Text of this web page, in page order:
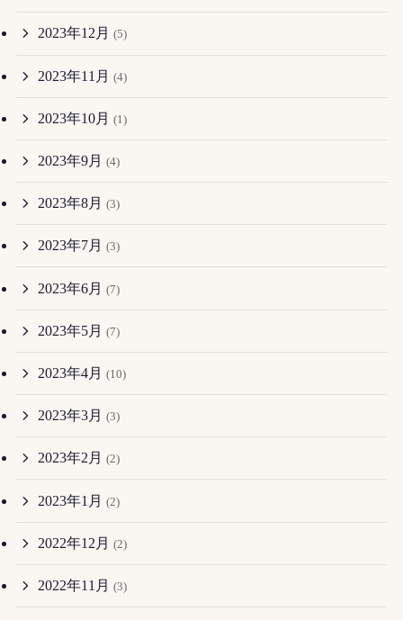
2023年12月 (5)
2023年11月 (4)
2023年10月 (1)
2023年9月 (4)
2023年8月 (3)
2023年7月 (3)
2023年6月 (7)
2023年5月 (7)
2023年4月 (10)
2023年3月 (3)
2023年2月 (2)
2023年1月 (2)
2022年12月 (2)
2022年11月 (3)